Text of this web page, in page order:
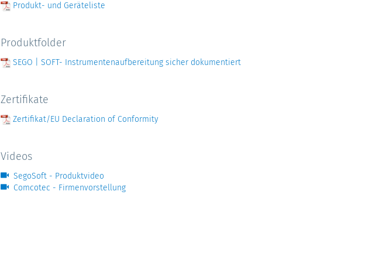
Produkt- und Geräteliste
Produktfolder
SEGO | SOFT- Instrumentenaufbereitung sicher dokumentiert
Zertifikate
Zertifikat/EU Declaration of Conformity
Videos
SegoSoft - Produktvideo
Comcotec - Firmenvorstellung